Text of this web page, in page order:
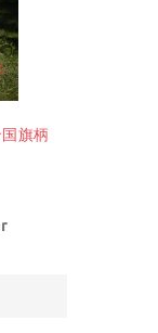
旗柄